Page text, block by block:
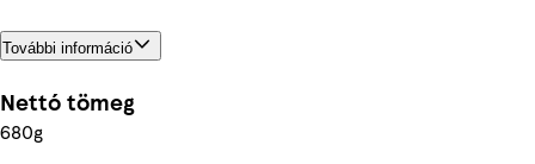
További információ
Nettó tömeg
680g